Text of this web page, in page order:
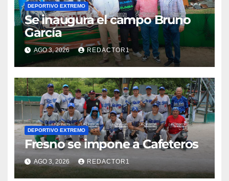
DEPORTIVO EXTREMO
Se inaugura el campo Bruno
García
AGO 3, 2026 REDACTOR1
DEPORTIVO EXTREMO
Fresno se impone a Cafeteros
AGO 3, 2026 REDACTOR1